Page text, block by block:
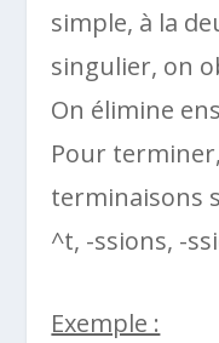
simple, à la
singulier, on
On élimine
Pour
terminaisons
^t, -ssions, -
Exemple :